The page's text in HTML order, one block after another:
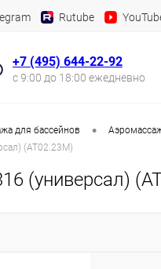
Rutube
+7 (495) 644-22-92
с 9:00 до 18:00 ежедневно
для бассейнов •
(AT02.23M)
(универсал)